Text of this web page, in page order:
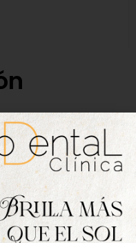
edición de
clic sobre la